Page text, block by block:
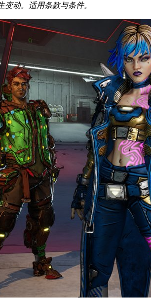
变动。适用条款与条件。